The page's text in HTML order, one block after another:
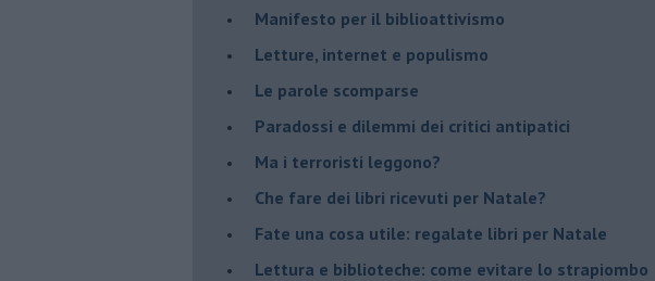
​Manifesto per il biblioattivismo
Letture, internet e populismo
​Le parole scomparse
​Paradossi e dilemmi dei critici antipatici
Ma i terroristi leggono?
​Che fare dei libri ricevuti per Natale?
​Fate una cosa utile: regalate libri per Natale
​Lettura e biblioteche: come evitare lo strapiombo